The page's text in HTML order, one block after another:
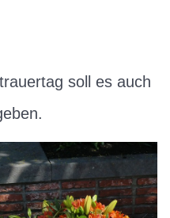
soll es auch